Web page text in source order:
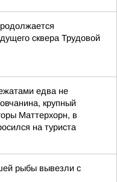
сквера Трудовой
едва не
крупный
Маттерхорн, в
на туриста
рыбы вывезли с